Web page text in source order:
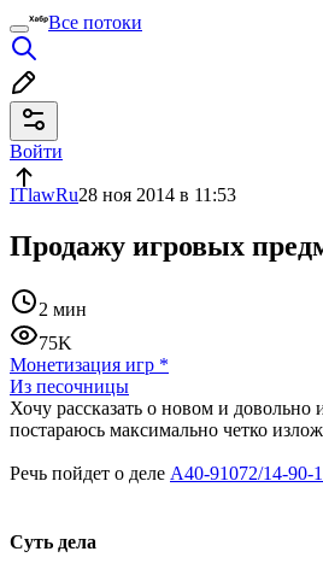
Все потоки
Войти
ITlawRu28 ноя 2014 в 11:53
Продажу игровых
2 мин
75K
Монетизация игр *
Из песочницы
Хочу рассказать о новом и
постараюсь максимально четко
Речь пойдет о деле А40-91072/14-90-
Суть дела